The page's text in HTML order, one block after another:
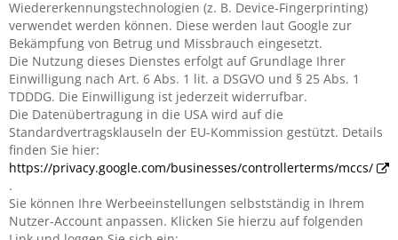
Wiedererkennungstechnologien (z. B. Device-Fingerprinting)
verwendet werden können. Diese werden laut Google zur
Bekämpfung von Betrug und Missbrauch eingesetzt.
Die Nutzung dieses Dienstes erfolgt auf Grundlage Ihrer
Einwilligung nach Art. 6 Abs. 1 lit. a DSGVO und § 25 Abs. 1
TDDDG. Die Einwilligung ist jederzeit widerrufbar.
Die Datenübertragung in die USA wird auf die
Standardvertragsklauseln der EU-Kommission gestützt. Details
finden Sie hier:
https://privacy.google.com/businesses/controllerterms/mccs/
.
Sie können Ihre Werbeeinstellungen selbstständig in Ihrem
Nutzer-Account anpassen. Klicken Sie hierzu auf folgenden